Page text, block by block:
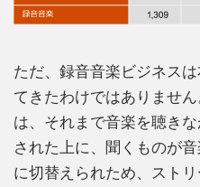
ただ、録音音楽ビジネス
てきたわけではありませ
は、それまで音楽を聴き
された上に、聞くものが
に切替えられため、スト